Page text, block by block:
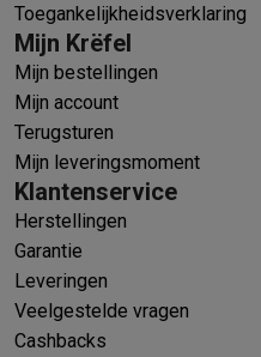
Toegankelijkheidsverklaring
Mijn Krëfel
Mijn bestellingen
Mijn account
Terugsturen
Mijn leveringsmoment
Klantenservice
Herstellingen
Garantie
Leveringen
Veelgestelde vragen
Cashbacks